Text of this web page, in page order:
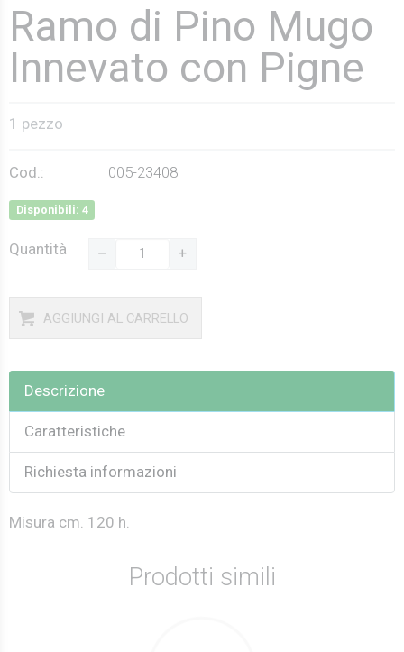
Ramo di Pino Mugo
Innevato con Pigne
1 pezzo
Cod.: 005-23408
Disponibili: 4
Quantità
AGGIUNGI AL CARRELLO
Descrizione
Caratteristiche
Richiesta informazioni
Misura cm. 120 h.
Prodotti simili